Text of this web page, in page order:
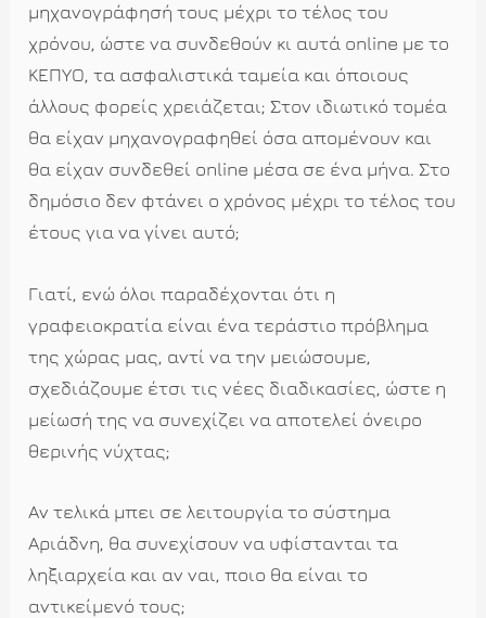
μηχανογράφησή τους μέχρι το τέλος του
χρόνου, ώστε να συνδεθούν κι αυτά online με το
ΚΕΠΥΟ, τα ασφαλιστικά ταμεία και όποιους
άλλους φορείς χρειάζεται; Στον ιδιωτικό τομέα
θα είχαν μηχανογραφηθεί όσα απομένουν και
θα είχαν συνδεθεί online μέσα σε ένα μήνα. Στο
δημόσιο δεν φτάνει ο χρόνος μέχρι το τέλος του
έτους για να γίνει αυτό;
Γιατί, ενώ όλοι παραδέχονται ότι η
γραφειοκρατία είναι ένα τεράστιο πρόβλημα
της χώρας μας, αντί να την μειώσουμε,
σχεδιάζουμε έτσι τις νέες διαδικασίες, ώστε η
μείωσή της να συνεχίζει να αποτελεί όνειρο
θερινής νύχτας;
Αν τελικά μπει σε λειτουργία το σύστημα
Αριάδνη, θα συνεχίσουν να υφίστανται τα
ληξιαρχεία και αν ναι, ποιο θα είναι το
αντικείμενό τους;